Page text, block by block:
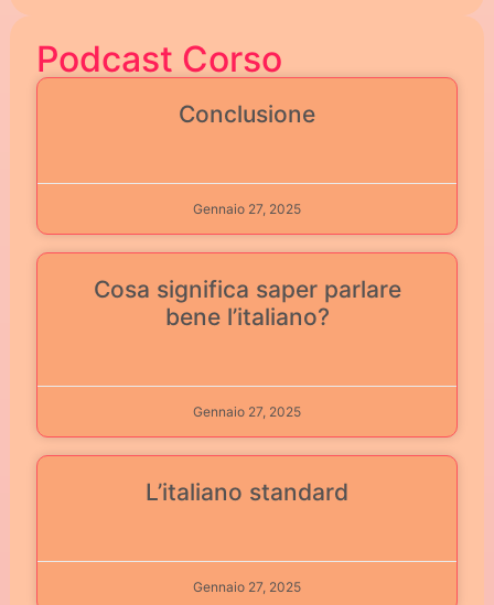
Podcast Corso
Conclusione
Gennaio 27, 2025
Cosa significa saper parlare
bene l’italiano?
Gennaio 27, 2025
L’italiano standard
Gennaio 27, 2025